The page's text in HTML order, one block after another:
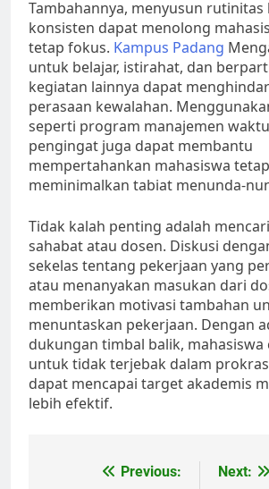
Tambahannya, menyusun rutinitas
konsisten dapat menolong
tetap fokus. Kampus Padang
untuk belajar, istirahat, dan
kegiatan lainnya dapat
perasaan kewalahan.
seperti program manajemen
pengingat juga dapat membantu
mempertahankan mahasiswa
meminimalkan tabiat menunda-
Tidak kalah penting adalah
sahabat atau dosen. Diskusi
sekelas tentang pekerjaan yang
atau menanyakan masukan dari
memberikan motivasi tambahan
menuntaskan pekerjaan. Dengan
dukungan timbal balik, mahasiswa
untuk tidak terjebak dalam
dapat mencapai target akademis
lebih efektif.
Previous:
Next: